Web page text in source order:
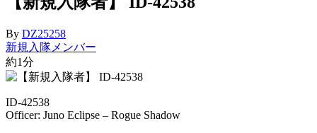
By DZ25258
新規入隊メンバー
約1分
ID-42538
Officer: Juno Eclipse – Rogue Shadow